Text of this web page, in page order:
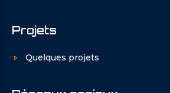
Projets
Quelques projets